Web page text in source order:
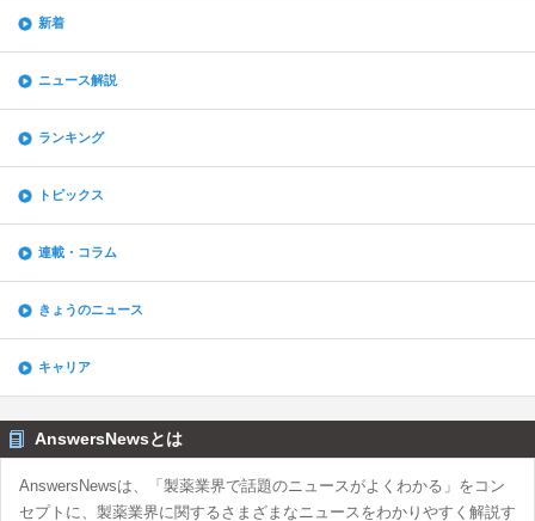
新着
ニュース解説
ランキング
トピックス
連載・コラム
きょうのニュース
キャリア
AnswersNewsとは
AnswersNewsは、「製薬業界で話題のニュースがよくわかる」をコン
セプトに、製薬業界に関するさまざまなニュースをわかりやすく解説す